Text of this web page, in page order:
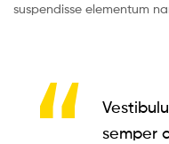
suspendisse elementum
semper